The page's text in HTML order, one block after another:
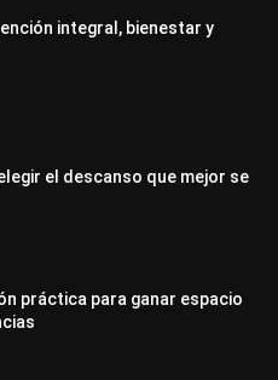
integral, bienestar y
el descanso que mejor se
práctica para ganar espacio